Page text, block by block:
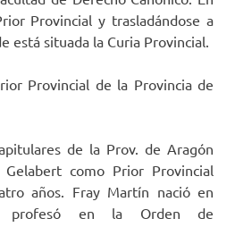
Provincial y trasladándose a
está situada la Curia Provincial.
Provincial de la Provincia de
de la Prov. de Aragón
como Prior Provincial
años. Fray Martín nació en
profesó en la Orden de